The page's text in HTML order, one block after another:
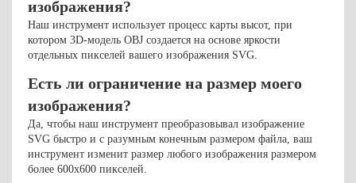
изображения?
Наш инструмент использует процесс карты высот, при
котором 3D-модель OBJ создается на основе яркости
отдельных пикселей вашего изображения SVG.
Есть ли ограничение на размер моего
изображения?
Да, чтобы наш инструмент преобразовывал изображение
SVG быстро и с разумным конечным размером файла, ваш
инструмент изменит размер любого изображения размером
более 600x600 пикселей.